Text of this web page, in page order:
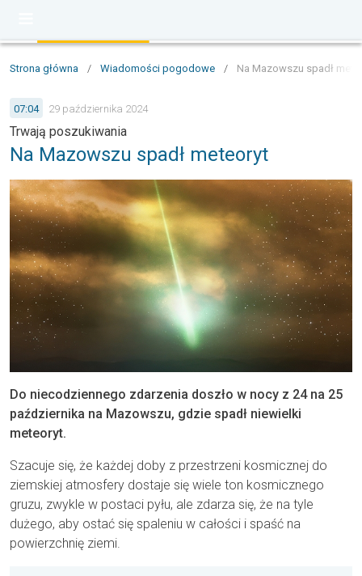
Strona główna / Wiadomości pogodowe / Na Mazowszu spadł
07:04 29 października 2024
Trwają poszukiwania
Na Mazowszu spadł meteoryt
Do niecodziennego zdarzenia doszło w nocy z 24 na 25
października na Mazowszu, gdzie spadł niewielki
meteoryt.
Szacuje się, że każdej doby z przestrzeni kosmicznej do
ziemskiej atmosfery dostaje się wiele ton kosmicznego
gruzu, zwykle w postaci pyłu, ale zdarza się, że na tyle
dużego, aby ostać się spaleniu w całości i spaść na
powierzchnię ziemi.